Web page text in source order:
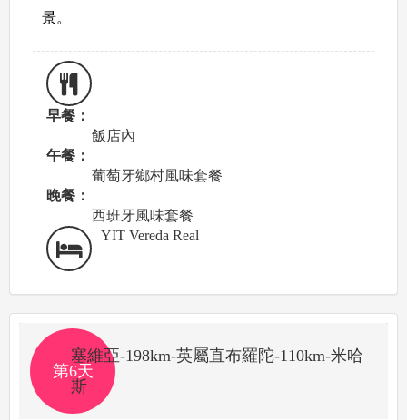
景。
早餐：
飯店內
午餐：
葡萄牙鄉村風味套餐
晚餐：
西班牙風味套餐
YIT Vereda Real
第6天
塞維亞-198km-英屬直布羅陀-110km-米哈
斯